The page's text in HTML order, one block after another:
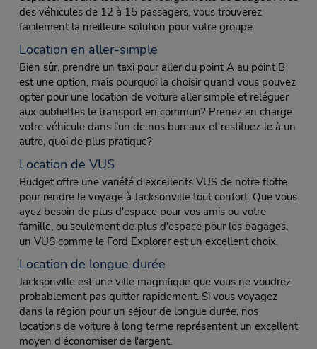
des véhicules de 12 à 15 passagers, vous trouverez
facilement la meilleure solution pour votre groupe.
Location en aller-simple
Bien sûr, prendre un taxi pour aller du point A au point B
est une option, mais pourquoi la choisir quand vous pouvez
opter pour une location de voiture aller simple et reléguer
aux oubliettes le transport en commun? Prenez en charge
votre véhicule dans l'un de nos bureaux et restituez-le à un
autre, quoi de plus pratique?
Location de VUS
Budget offre une variété d'excellents VUS de notre flotte
pour rendre le voyage à Jacksonville tout confort. Que vous
ayez besoin de plus d'espace pour vos amis ou votre
famille, ou seulement de plus d'espace pour les bagages,
un VUS comme le Ford Explorer est un excellent choix.
Location de longue durée
Jacksonville est une ville magnifique que vous ne voudrez
probablement pas quitter rapidement. Si vous voyagez
dans la région pour un séjour de longue durée, nos
locations de voiture à long terme représentent un excellent
moyen d'économiser de l'argent.